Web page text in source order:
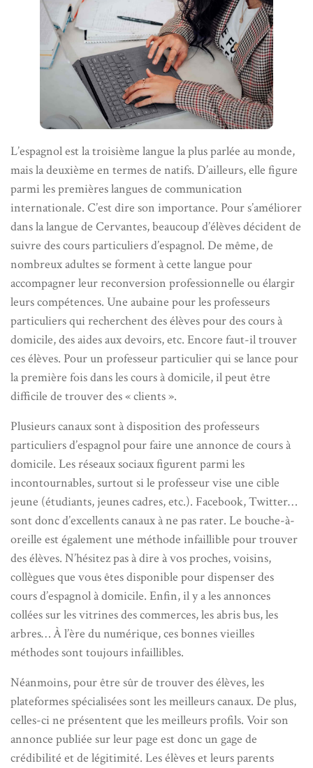
L’espagnol est la troisième langue la plus parlée au monde,
mais la deuxième en termes de natifs. D’ailleurs, elle figure
parmi les premières langues de communication
internationale. C’est dire son importance. Pour s’améliorer
dans la langue de Cervantes, beaucoup d’élèves décident de
suivre des cours particuliers d’espagnol. De même, de
nombreux adultes se forment à cette langue pour
accompagner leur reconversion professionnelle ou élargir
leurs compétences. Une aubaine pour les professeurs
particuliers qui recherchent des élèves pour des cours à
domicile, des aides aux devoirs, etc. Encore faut-il trouver
ces élèves. Pour un professeur particulier qui se lance pour
la première fois dans les cours à domicile, il peut être
difficile de trouver des « clients ».
Plusieurs canaux sont à disposition des professeurs
particuliers d’espagnol pour faire une annonce de cours à
domicile. Les réseaux sociaux figurent parmi les
incontournables, surtout si le professeur vise une cible
jeune (étudiants, jeunes cadres, etc.). Facebook, Twitter…
sont donc d’excellents canaux à ne pas rater. Le bouche-à-
oreille est également une méthode infaillible pour trouver
des élèves. N’hésitez pas à dire à vos proches, voisins,
collègues que vous êtes disponible pour dispenser des
cours d’espagnol à domicile. Enfin, il y a les annonces
collées sur les vitrines des commerces, les abris bus, les
arbres… À l’ère du numérique, ces bonnes vieilles
méthodes sont toujours infaillibles.
Néanmoins, pour être sûr de trouver des élèves, les
plateformes spécialisées sont les meilleurs canaux. De plus,
celles-ci ne présentent que les meilleurs profils. Voir son
annonce publiée sur leur page est donc un gage de
crédibilité et de légitimité. Les élèves et leurs parents